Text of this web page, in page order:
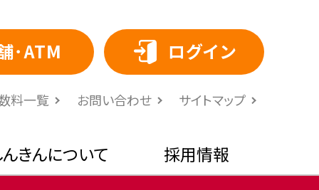
きんについて 採用情報
･ATM ログイン
料⼀覧 お問い合わせ サイトマップ